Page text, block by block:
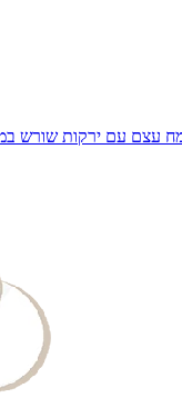
עצם עם ירקות שורש